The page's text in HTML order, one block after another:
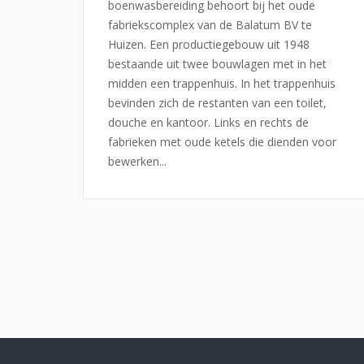
boenwasbereiding behoort bij het oude
fabriekscomplex van de Balatum BV te
Huizen. Een productiegebouw uit 1948
bestaande uit twee bouwlagen met in het
midden een trappenhuis. In het trappenhuis
bevinden zich de restanten van een toilet,
douche en kantoor. Links en rechts de
fabrieken met oude ketels die dienden voor
bewerken...